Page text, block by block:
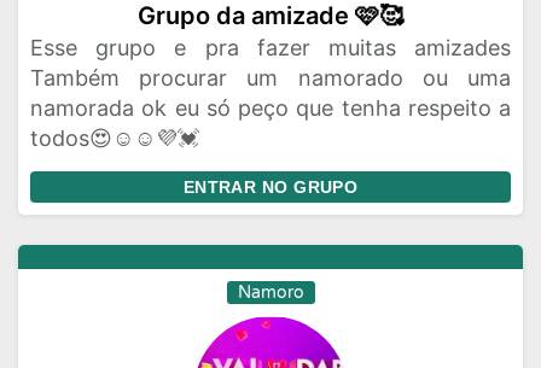
Grupo da amizade 🩷🥰
Esse grupo e pra fazer muitas amizades
Também procurar um namorado ou uma
namorada ok eu só peço que tenha respeito a
todos😍☺️☺️💜💓
ENTRAR NO GRUPO
Namoro